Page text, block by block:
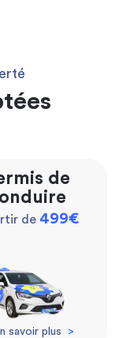
de
de 499€
savoir plus >